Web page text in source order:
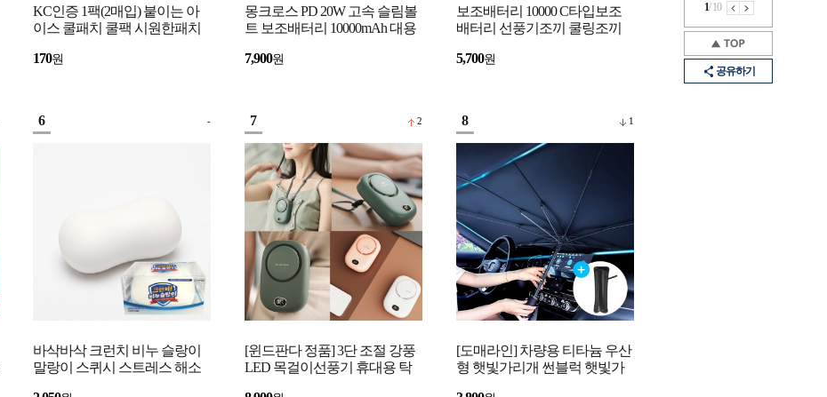
1/10
공유하기
KC인증 1팩(2매입) 붙이는 아
이스 쿨패치 쿨팩 시원한패치
170원
몽크로스 PD 20W 고속 슬림볼
트 보조배터리 10000mAh 대용
충전 보조밧데리
7,900원
보조배터리 10000 C타입보조
배터리 선풍기조끼 쿨링조끼
USB 핸드폰 휴대폰
5,700원
6 -
바삭바삭 크런치 비누 슬랑이
말랑이 스퀴시 스트레스 해소
7 2
[윈드판다 정품] 3단 조절 강풍
LED 목걸이선풍기 휴대용 탁
8 1
[도매라인] 차량용 티타늄 우산
형 햇빛가리개 썬블럭 햇빛가